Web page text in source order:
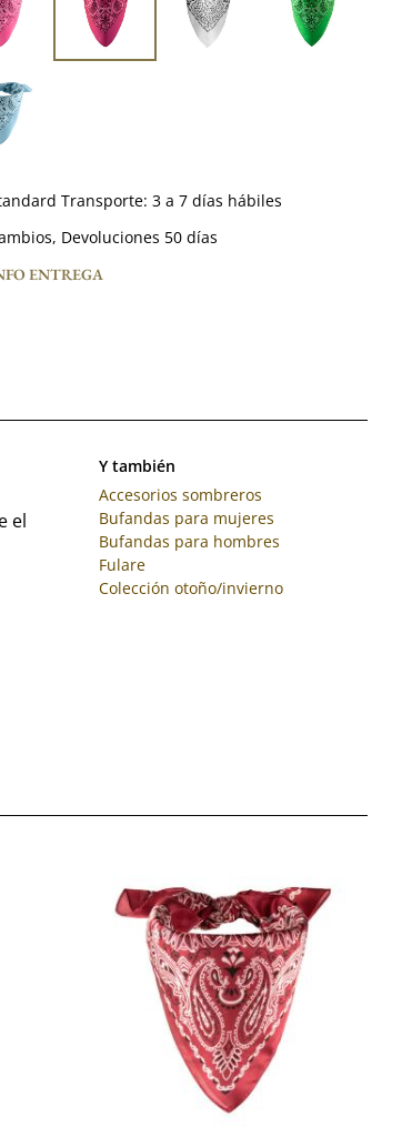
Transporte: 3 a 7 días hábiles
Devoluciones 50 días
ENTREGA
el
Y también
Accesorios sombreros
Bufandas para mujeres
Bufandas para hombres
Fulare
Colección otoño/invierno